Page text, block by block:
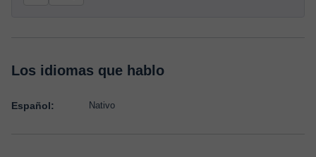
Los idiomas que hablo
Español: Nativo